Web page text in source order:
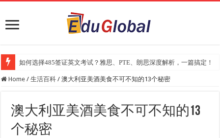
如何选择485签证英文考试？雅思、PTE、朗思深度解析，一篇搞定！
Home / 生活百科 / 澳大利亚美酒美食不可不知的13个秘密
澳大利亚美酒美食不可不知的13
个秘密